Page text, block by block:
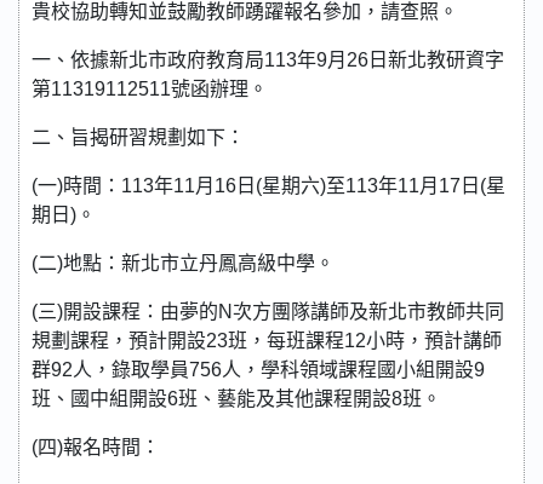
貴校協助轉知並鼓勵教師踴躍報名參加，請查照。
一、依據新北市政府教育局113年9月26日新北教研資字
第11319112511號函辦理。
二、旨揭研習規劃如下：
(一)時間：113年11月16日(星期六)至113年11月17日(星
期日)。
(二)地點：新北市立丹鳳高級中學。
(三)開設課程：由夢的N次方團隊講師及新北市教師共同
規劃課程，預計開設23班，每班課程12小時，預計講師
群92人，錄取學員756人，學科領域課程國小組開設9
班、國中組開設6班、藝能及其他課程開設8班。
(四)報名時間：